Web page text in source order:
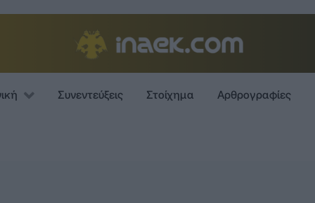
Συνεντεύξεις Στοίχημα Αρθρογραφίες